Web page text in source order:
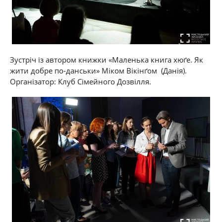
Зустріч із автором книжки «Маленька книга хюґе. Як
жити добре по-данськи» Міком Вікінґом (Данія).
Організатор: Клуб Сімейного Дозвілля.